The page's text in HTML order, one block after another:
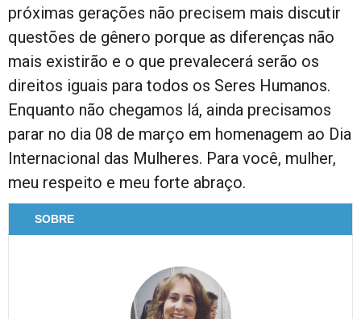
próximas gerações não precisem mais discutir
questões de gênero porque as diferenças não
mais existirão e o que prevalecerá serão os
direitos iguais para todos os Seres Humanos.
Enquanto não chegamos lá, ainda precisamos
parar no dia 08 de março em homenagem ao Dia
Internacional das Mulheres. Para você, mulher,
meu respeito e meu forte abraço.
SOBRE